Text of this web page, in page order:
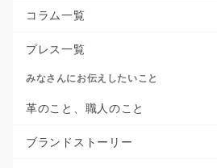
コラム一覧
プレス一覧
みなさんにお伝えしたいこと
革のこと、職人のこと
ブランドストーリー